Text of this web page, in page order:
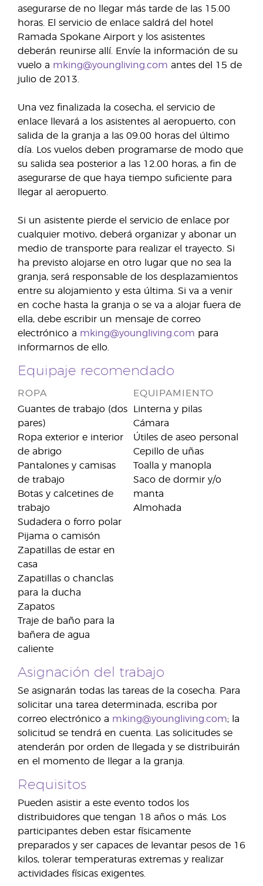
asegurarse de no llegar más tarde de las 15.00
horas. El servicio de enlace saldrá del hotel
Ramada Spokane Airport y los asistentes
deberán reunirse allí. Envíe la información de su
vuelo a mking@youngliving.com antes del 15 de
julio de 2013.
Una vez finalizada la cosecha, el servicio de
enlace llevará a los asistentes al aeropuerto, con
salida de la granja a las 09.00 horas del último
día. Los vuelos deben programarse de modo que
su salida sea posterior a las 12.00 horas, a fin de
asegurarse de que haya tiempo suficiente para
llegar al aeropuerto.
Si un asistente pierde el servicio de enlace por
cualquier motivo, deberá organizar y abonar un
medio de transporte para realizar el trayecto. Si
ha previsto alojarse en otro lugar que no sea la
granja, será responsable de los desplazamientos
entre su alojamiento y esta última. Si va a venir
en coche hasta la granja o se va a alojar fuera de
ella, debe escribir un mensaje de correo
electrónico a mking@youngliving.com para
informarnos de ello.
Equipaje recomendado
ROPA
Guantes de trabajo (dos
pares)
Ropa exterior e interior
de abrigo
Pantalones y camisas
de trabajo
Botas y calcetines de
trabajo
Sudadera o forro polar
Pijama o camisón
Zapatillas de estar en
casa
Zapatillas o chanclas
para la ducha
Zapatos
Traje de baño para la
bañera de agua
caliente
EQUIPAMIENTO
Linterna y pilas
Cámara
Útiles de aseo personal
Cepillo de uñas
Toalla y manopla
Saco de dormir y/o
manta
Almohada
Asignación del trabajo
Se asignarán todas las tareas de la cosecha. Para
solicitar una tarea determinada, escriba por
correo electrónico a mking@youngliving.com; la
solicitud se tendrá en cuenta. Las solicitudes se
atenderán por orden de llegada y se distribuirán
en el momento de llegar a la granja.
Requisitos
Pueden asistir a este evento todos los
distribuidores que tengan 18 años o más. Los
participantes deben estar físicamente
preparados y ser capaces de levantar pesos de 16
kilos, tolerar temperaturas extremas y realizar
actividades físicas exigentes.